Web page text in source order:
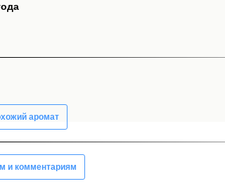
аромат
и комментариям